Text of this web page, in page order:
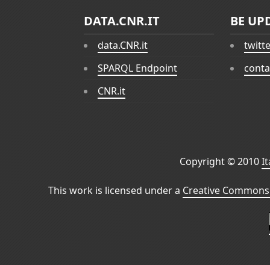
DATA.CNR.IT
data.CNR.it
SPARQL Endpoint
CNR.it
BE
Copyright © 2010
This work is licensed under a Creative